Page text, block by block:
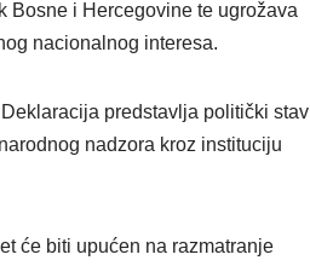
Bosne i Hercegovine te ugrožava
nacionalnog interesa.
predstavlja politički stav
nadzora kroz instituciju
će biti upućen na razmatranje